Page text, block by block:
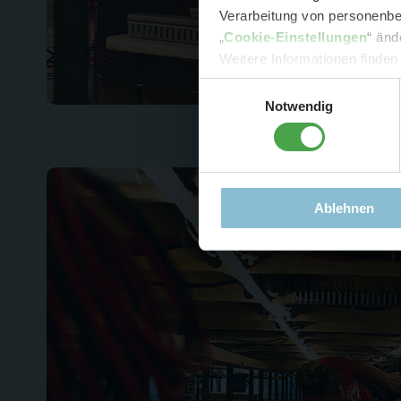
Verarbeitung von
„Cookie-Einstellungen“
Weitere Informationen
Notwendig
Ablehnen
-
-